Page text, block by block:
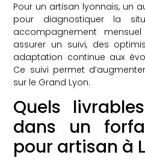
Pour un artisan lyonnais, un
pour diagnostiquer la
accompagnement
assurer un suivi, des
adaptation continue aux
Ce suivi permet
sur le Grand Lyon.
Quels
dans un
pour artisan à